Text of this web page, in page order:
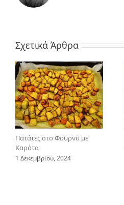
Σχετικά Άρθρα
Πατάτες στο Φούρνο με
Καρότα
1 Δεκεμβρίου, 2024